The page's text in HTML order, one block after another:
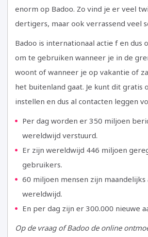
enorm op Badoo. Zo vind je er veel
dertigers, maar ook verrassend veel
Badoo is internationaal actie f en dus
om te gebruiken wanneer je in de
woont of wanneer je op vakantie of
het buitenland gaat. Je kunt dit gratis
instellen en dus al contacten leggen
Per dag worden er 350 miljoen
wereldwijd verstuurd.
Er zijn wereldwijd 446 miljoen
gebruikers.
60 miljoen mensen zijn maandelijks
wereldwijd.
En per dag zijn er 300.000 nieuwe
Op de vraag of Badoo de online